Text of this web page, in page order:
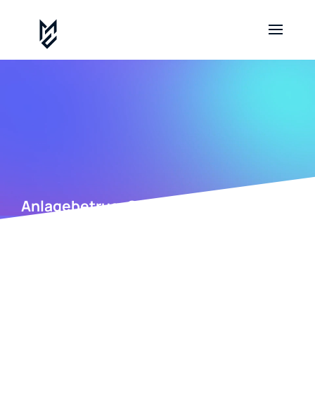
Anlagebetrug. Geld zurückholen, ohne